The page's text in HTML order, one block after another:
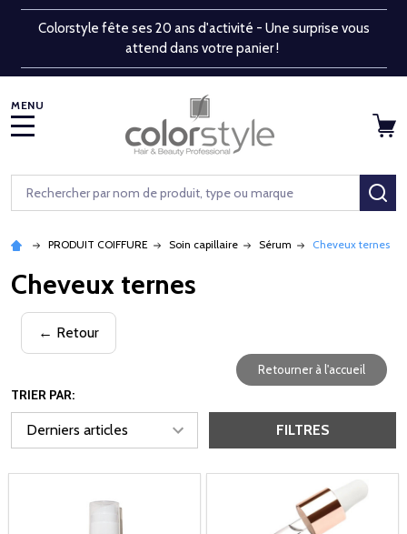
Colorstyle fête ses 20 ans d'activité - Une surprise vous
attend dans votre panier !
Rechercher
PRODUIT COIFFURE Soin capillaire Sérum Cheveux ternes
Cheveux ternes
← Retour
Retourner à l'accueil
TRIER PAR:
FILTRES